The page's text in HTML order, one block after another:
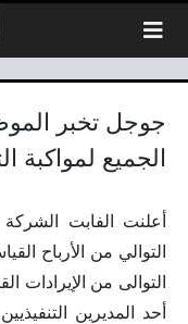
جوجل تخبر
الجميع لمواكبة
أعلنت الفابت
أحد المديرين